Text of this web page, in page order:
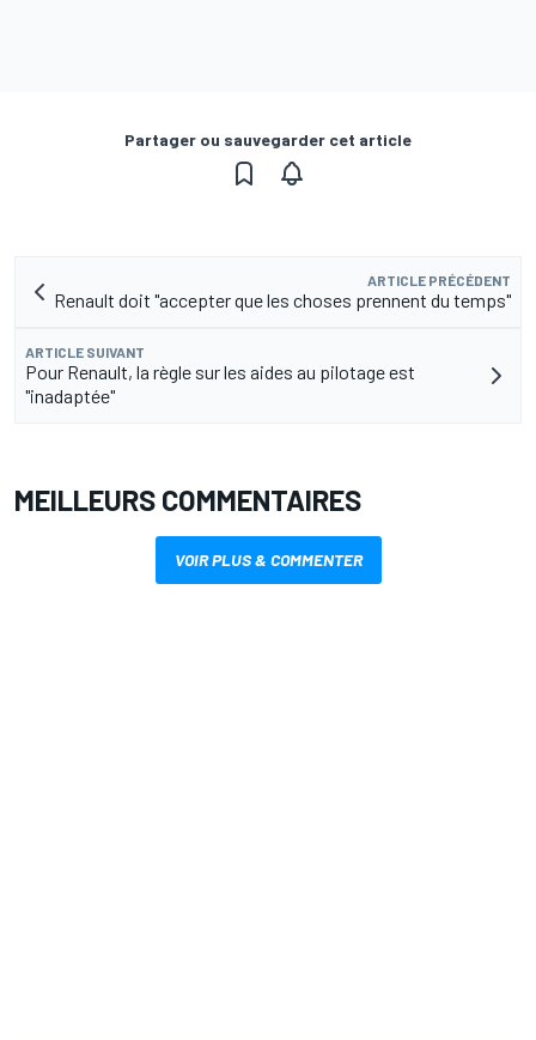
Partager ou sauvegarder cet article
ARTICLE PRÉCÉDENT
Renault doit "accepter que les choses prennent du temps"
ARTICLE SUIVANT
Pour Renault, la règle sur les aides au pilotage est
"inadaptée"
MEILLEURS COMMENTAIRES
VOIR PLUS & COMMENTER